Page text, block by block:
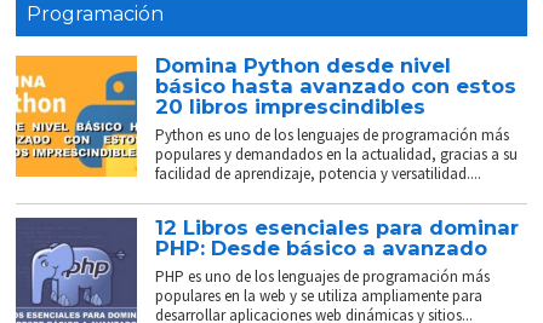
Programación
Domina Python desde nivel
básico hasta avanzado con estos
20 libros imprescindibles
Python es uno de los lenguajes de programación más
populares y demandados en la actualidad, gracias a su
facilidad de aprendizaje, potencia y versatilidad....
12 Libros esenciales para dominar
PHP: Desde básico a avanzado
PHP es uno de los lenguajes de programación más
populares en la web y se utiliza ampliamente para
desarrollar aplicaciones web dinámicas y sitios...